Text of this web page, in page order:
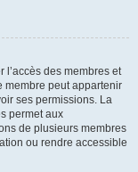
l’accès des membres et
membre peut appartenir
ses permissions. La
permet aux
de plusieurs membres
ou rendre accessible